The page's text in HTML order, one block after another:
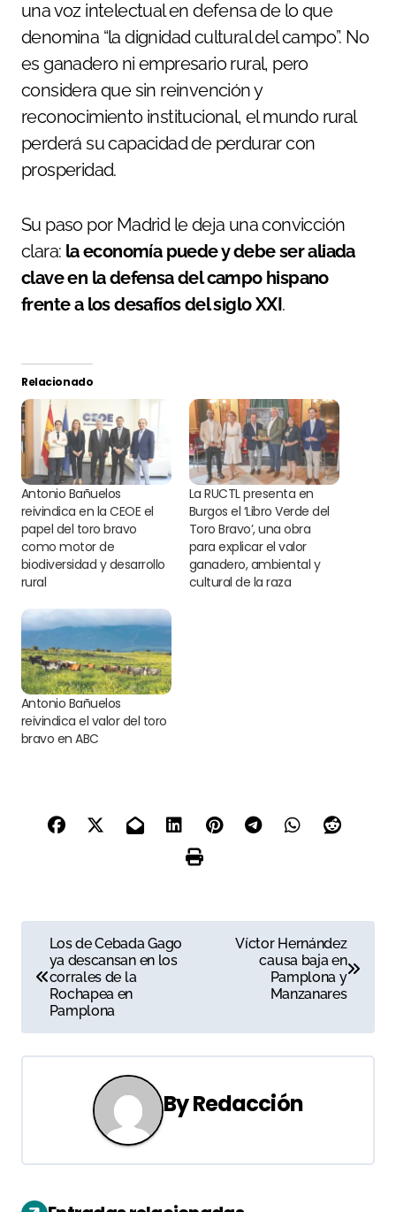
una voz intelectual en defensa de lo que
denomina “la dignidad cultural del campo”. No
es ganadero ni empresario rural, pero
considera que sin reinvención y
reconocimiento institucional, el mundo rural
perderá su capacidad de perdurar con
prosperidad.
Su paso por Madrid le deja una convicción
clara: la economía puede y debe ser aliada
clave en la defensa del campo hispano
frente a los desafíos del siglo XXI.
Relacionado
Antonio Bañuelos
reivindica en la CEOE el
papel del toro bravo
como motor de
biodiversidad y desarrollo
rural
La RUCTL presenta en
Burgos el ‘Libro Verde del
Toro Bravo’, una obra
para explicar el valor
ganadero, ambiental y
cultural de la raza
Antonio Bañuelos
reivindica el valor del toro
bravo en ABC
a
e
c
i
Los de Cebada Gago
ya descansan en los
corrales de la
Rochapea en
Pamplona
Víctor Hernández
causa baja en
Pamplona y
Manzanares
ByRedacción